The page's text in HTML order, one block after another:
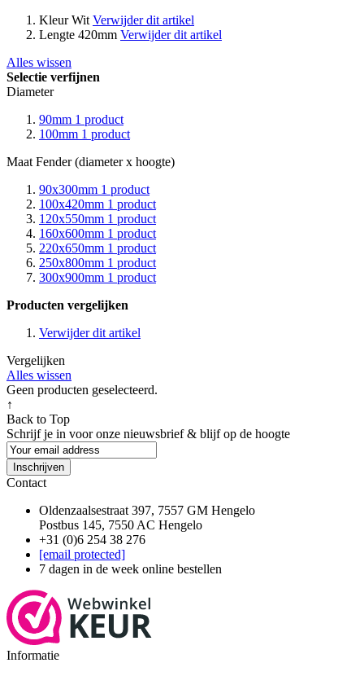
Kleur Wit Verwijder dit artikel
Lengte 420mm Verwijder dit artikel
Alles wissen
Selectie verfijnen
Diameter
90mm 1 product
100mm 1 product
Maat Fender (diameter x hoogte)
90x300mm 1 product
100x420mm 1 product
120x550mm 1 product
160x600mm 1 product
220x650mm 1 product
250x800mm 1 product
300x900mm 1 product
Producten vergelijken
Verwijder dit artikel
Vergelijken
Alles wissen
Geen producten geselecteerd.
↑
Back to Top
Schrijf je in voor onze nieuwsbrief & blijf op de hoogte
Inschrijven
Contact
Oldenzaalsestraat 397, 7557 GM Hengelo
Postbus 145, 7550 AC Hengelo
+31 (0)6 254 38 276
[email protected]
7 dagen in de week online bestellen
Informatie